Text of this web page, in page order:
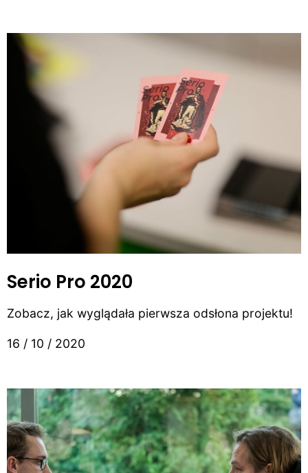
Serio Pro 2020
Zobacz, jak wyglądała pierwsza odsłona projektu!
16 / 10 / 2020